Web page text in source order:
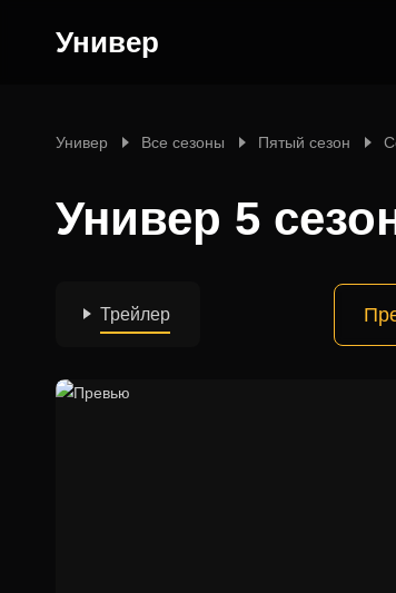
Универ
Универ Все сезоны Пятый сезон
Универ 5
Трейлер